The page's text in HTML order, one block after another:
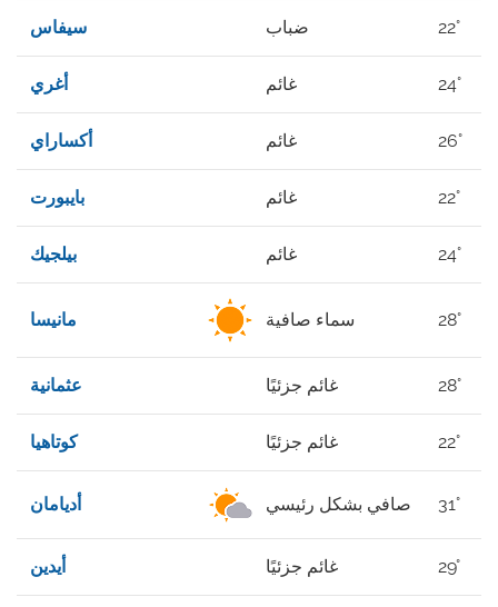
سيفاس ضباب 22°
أغري غائم 24°
أكساراي غائم 26°
بايبورت غائم 22°
بيلجيك غائم 24°
مانيسا سماء صافية 28°
عثمانية غائم جزئيًا 28°
كوتاهيا غائم جزئيًا 22°
أديامان صافي بشكل رئيسي 31°
أيدين غائم جزئيًا 29°